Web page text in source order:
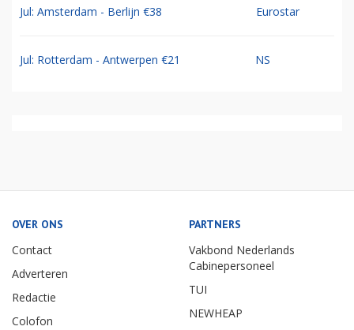
Jul: Amsterdam - Berlijn €38 Eurostar
Jul: Rotterdam - Antwerpen €21 NS
OVER ONS
Contact
Adverteren
Redactie
Colofon
PARTNERS
Vakbond Nederlands
Cabinepersoneel
TUI
NEWHEAP